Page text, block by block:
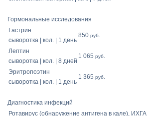
Гормональные исследования
Гастрин
сыворотка | кол. | 1 день
850 руб.
Лептин
сыворотка | кол. | 8 дней
1 065 руб.
Эритропоэтин
сыворотка | кол. | 1 день
1 365 руб.
Диагностика инфекций
Ротавирус (обнаружение антигена в кале), ИХГА